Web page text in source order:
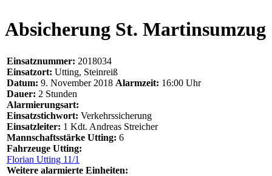
Absicherung St. Martinsumzug
Einsatznummer: 2018034
Einsatzort: Utting, Steinreiß
Datum: 9. November 2018 Alarmzeit: 16:00 Uhr
Dauer: 2 Stunden
Alarmierungsart:
Einsatzstichwort: Verkehrssicherung
Einsatzleiter: 1 Kdt. Andreas Streicher
Mannschaftsstärke Utting: 6
Fahrzeuge Utting:
Florian Utting 11/1
Weitere alarmierte Einheiten: